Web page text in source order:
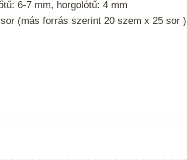
6-7 mm, horgolótű: 4 mm
(más forrás szerint 20 szem x 25 sor )